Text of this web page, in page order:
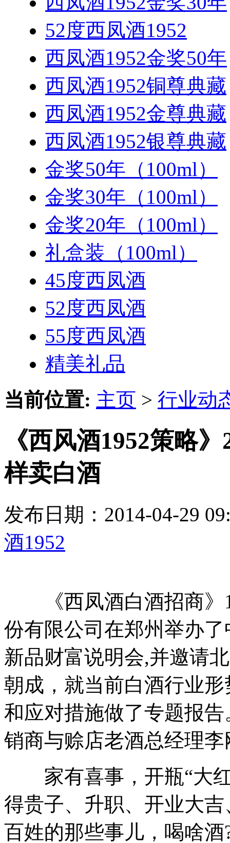
52度西凤酒1952
西凤酒1952金奖50年
西凤酒1952铜尊典藏
西凤酒1952金尊典藏
西凤酒1952银尊典藏
金奖50年（100ml）
金奖30年（100ml）
金奖20年（100ml）
礼盒装（100ml）
45度西凤酒
52度西凤酒
55度西凤酒
精美礼品
当前位置: 主页 > 行业动
《西风酒1952策略
样卖白酒
发布日期：2014-04-29
酒1952
《西凤酒白酒招商》
份有限公司在郑州举办
新品财富说明会,并邀请
朝成，就当前白酒行业
和应对措施做了专题报
销商与赊店老酒总经理
家有喜事，开瓶“大红
得贵子、升职、开业大
百姓的那些事儿，喝啥